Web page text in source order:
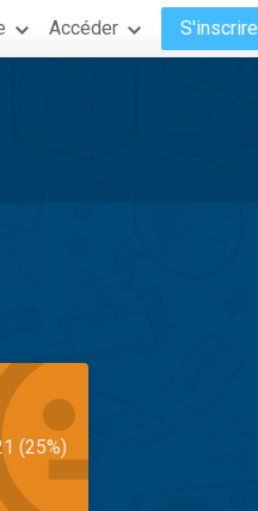
Accéder S'inscrire
(25%)